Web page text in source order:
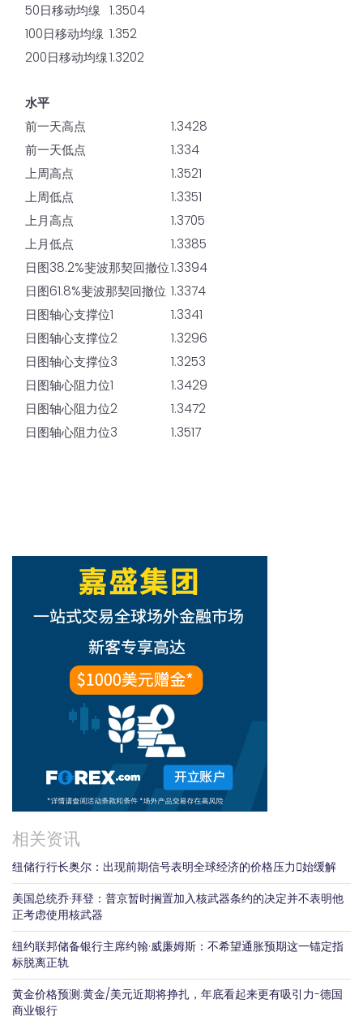
50日移动均缐 1.3504
100日移动均缐 1.352
200日移动均缐1.3202
水平
前一天高点
1.3428
前一天低点
1.334
上周高点
1.3521
上周低点
1.3351
上月高点
1.3705
上月低点
1.3385
日图38.2%斐波那契回撤位1.3394
日图61.8%斐波那契回撤位 1.3374
日图轴心支撑位1
1.3341
日图轴心支撑位2
1.3296
日图轴心支撑位3
1.3253
日图轴心阻力位1
1.3429
日图轴心阻力位2
1.3472
日图轴心阻力位3
1.3517
相关资讯
纽储行行长奥尔：出现前期信号表明全球经济的价格压力𫔭始缓解
美国总统乔·拜登：普京暂时搁置加入核武器条约的决定并不表明他
正考虑使用核武器
纽约联邦储备银行主席约翰·威廉姆斯：不希望通胀预期这一锚定指
标脱离正轨
黄金价格预测:黄金/美元近期将挣扎，年底看起来更有吸引力-德国
商业银行